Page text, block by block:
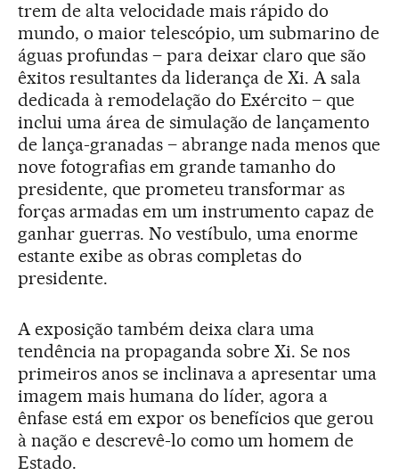
trem de alta velocidade mais rápido do
mundo, o maior telescópio, um submarino de
águas profundas – para deixar claro que são
êxitos resultantes da liderança de Xi. A sala
dedicada à remodelação do Exército – que
inclui uma área de simulação de lançamento
de lança-granadas – abrange nada menos que
nove fotografias em grande tamanho do
presidente, que prometeu transformar as
forças armadas em um instrumento capaz de
ganhar guerras. No vestíbulo, uma enorme
estante exibe as obras completas do
presidente.
A exposição também deixa clara uma
tendência na propaganda sobre Xi. Se nos
primeiros anos se inclinava a apresentar uma
imagem mais humana do líder, agora a
ênfase está em expor os benefícios que gerou
à nação e descrevê-lo como um homem de
Estado.